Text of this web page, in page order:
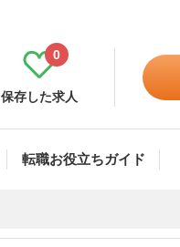
保存した求人
0
転職お役立ちガイド